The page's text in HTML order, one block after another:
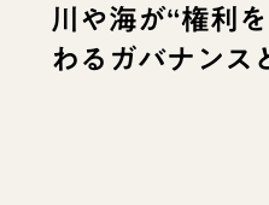
川や海が“権利
わるガバナンス